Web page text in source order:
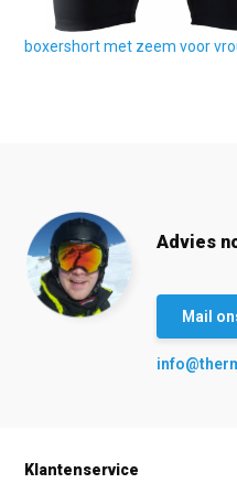
boxershort met zeem voor
Advies
Mail
Klantenservice